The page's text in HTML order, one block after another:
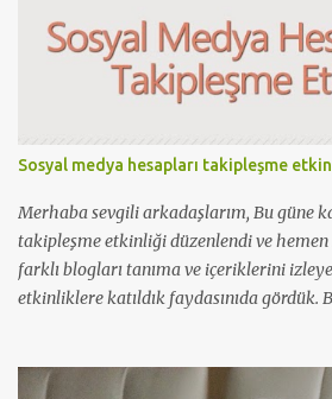
Sosyal medya hesapları takipleşme
Merhaba sevgili arkadaşlarım, Bu güne
takipleşme etkinliği düzenlendi ve
farklı blogları tanıma ve içeriklerini
etkinliklere katıldık faydasınıda gördük.